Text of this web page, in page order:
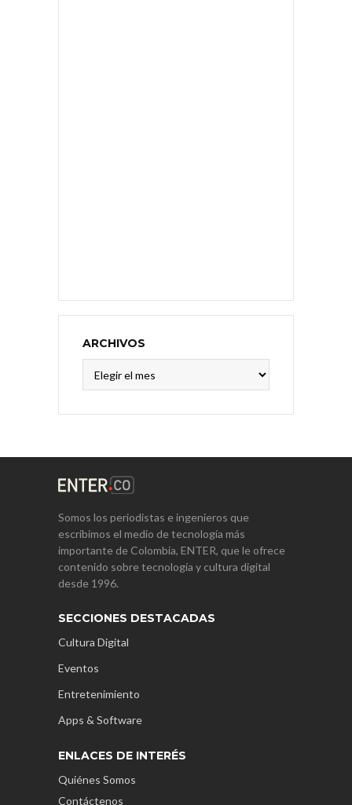
ARCHIVOS
Somos los periodistas e ingenieros que
escribimos el medio de tecnología más
importante de Colombia, ENTER, que le ofrece
contenido sobre tecnología y cultura digital
desde 1996.
SECCIONES DESTACADAS
Cultura Digital
Eventos
Entretenimiento
Apps & Software
ENLACES DE INTERÉS
Quiénes Somos
Contáctenos